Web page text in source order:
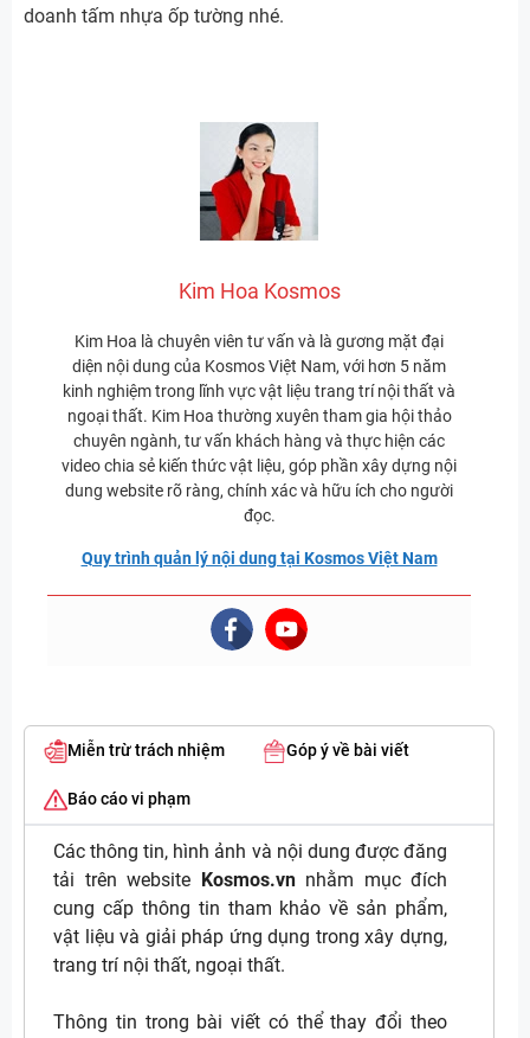
doanh tấm nhựa ốp tường nhé.
Kim Hoa Kosmos
Kim Hoa là chuyên viên tư vấn và là gương mặt đại
diện nội dung của Kosmos Việt Nam, với hơn 5 năm
kinh nghiệm trong lĩnh vực vật liệu trang trí nội thất và
ngoại thất. Kim Hoa thường xuyên tham gia hội thảo
chuyên ngành, tư vấn khách hàng và thực hiện các
video chia sẻ kiến thức vật liệu, góp phần xây dựng nội
dung website rõ ràng, chính xác và hữu ích cho người
đọc.
Quy trình quản lý nội dung tại Kosmos Việt Nam
Miễn trừ trách nhiệm Góp ý về bài viết
Báo cáo vi phạm
Các thông tin, hình ảnh và nội dung được đăng
tải trên website
Kosmos.vnnhằm mục đích
cung cấp thông tin tham khảo về sản phẩm,
vật liệu và giải pháp ứng dụng trong xây dựng,
trang trí nội thất, ngoại thất.
Thông tin trong bài viết có thể thay đổi theo